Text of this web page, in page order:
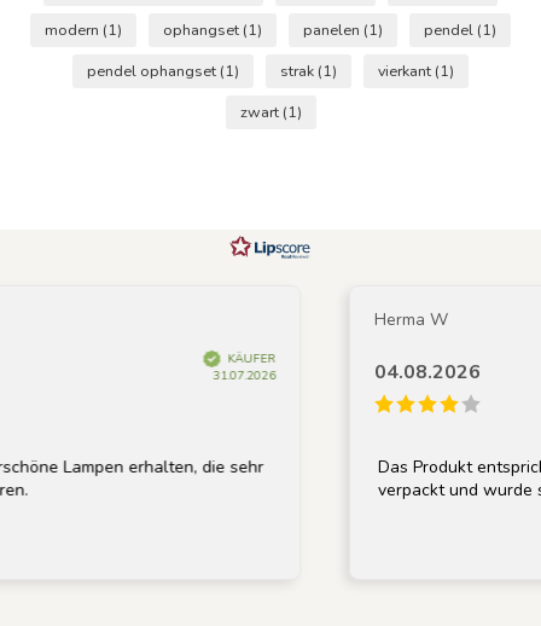
modern (1) ophangset (1) panelen (1) pendel (1)
pendel ophangset (1) strak (1) vierkant (1)
zwart (1)
KÄUFER
31.07.2026
Lampen erhalten, die sehr
Herma W
04.08.2026
Das Produkt
verpackt und wurde